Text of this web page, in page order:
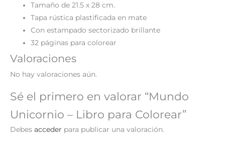
Tamaño de 21.5 x 28 cm.
Tapa rústica plastificada en mate
Con estampado sectorizado brillante
32 páginas para colorear
Valoraciones
No hay valoraciones aún.
Sé el primero en valorar “Mundo
Unicornio – Libro para Colorear”
Debes acceder para publicar una valoración.